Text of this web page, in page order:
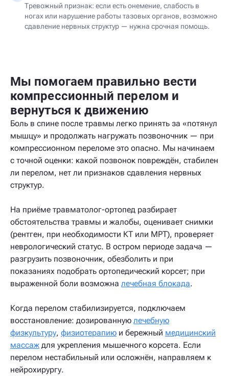
Тревожный признак: если есть онемение, слабость в
ногах или нарушение работы тазовых органов, возможно
сдавление нервных структур — нужна срочная помощь.
Мы помогаем правильно вести
компрессионный перелом и
вернуться к движению
Боль в спине после травмы легко принять за «потянул
мышцу» и продолжать нагружать позвоночник — при
компрессионном переломе это опасно. Мы начинаем
с точной оценки: какой позвонок повреждён, стабилен
ли перелом, нет ли признаков сдавления нервных
структур.
На приёме травматолог-ортопед разбирает
обстоятельства травмы и жалобы, оценивает снимки
(рентген, при необходимости КТ или МРТ), проверяет
неврологический статус. В остром периоде задача —
разгрузить позвоночник, обезболить и при
показаниях подобрать ортопедический корсет; при
выраженной боли возможна лечебная блокада.
Когда перелом стабилизируется, подключаем
восстановление: дозированную лечебную
физкультуру, физиотерапию и бережный медицинский
массаж для укрепления мышечного корсета. Если
перелом нестабильный или осложнён, направляем к
нейрохирургу.